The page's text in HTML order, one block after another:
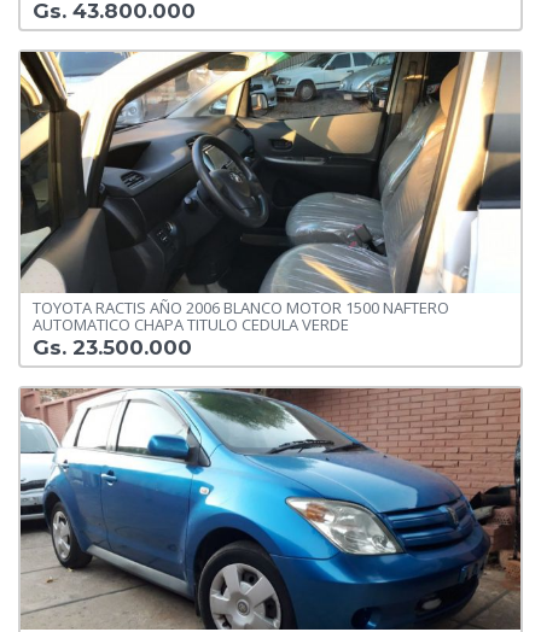
Gs. 43.800.000
TOYOTA RACTIS AÑO 2006 BLANCO MOTOR 1500 NAFTERO
AUTOMATICO CHAPA TITULO CEDULA VERDE
Gs. 23.500.000